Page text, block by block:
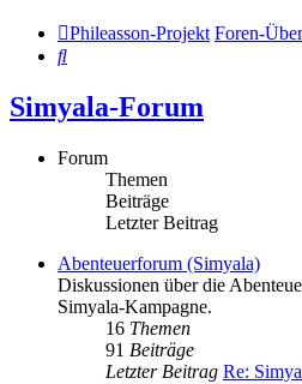
Phileasson-Projekt Foren-
Suche
Simyala-Forum
Forum
Themen
Beiträge
Letzter Beitrag
Abenteuerforum (Simyala)
Diskussionen über die
Simyala-Kampagne.
16 Themen
91 Beiträge
Letzter Beitrag Re: